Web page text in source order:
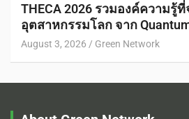
THECA 2026 รวมองค์ความรู้
อุตสาหกรรมโลก จาก
August 3, 2026 Green Network